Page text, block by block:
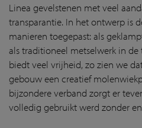
Linea gevelstenen met veel
transparantie. In het ontwerp is
manieren toegepast: als
als traditioneel metselwerk in
biedt veel vrijheid, zo zien we
gebouw een creatief
bijzondere verband zorgt er
volledig gebruikt werd zonder